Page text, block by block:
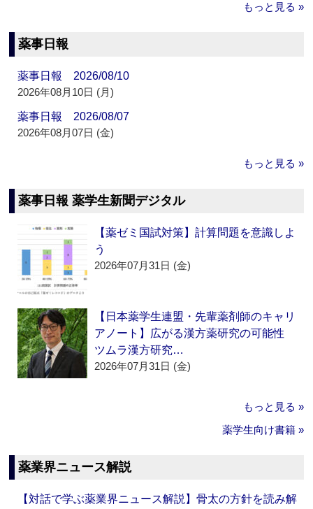
もっと見る »
薬事日報
薬事日報 2026/08/10
2026年08月10日 (月)
薬事日報 2026/08/07
2026年08月07日 (金)
もっと見る »
薬事日報 薬学生新聞デジタル
【薬ゼミ国試対策】計算問題を意識しよ
う
2026年07月31日 (金)
【日本薬学生連盟・先輩薬剤師のキャリ
アノート】広がる漢方薬研究の可能性
ツムラ漢方研究…
2026年07月31日 (金)
もっと見る »
薬学生向け書籍 »
薬業界ニュース解説
【対話で学ぶ薬業界ニュース解説】骨太の方針を読み解